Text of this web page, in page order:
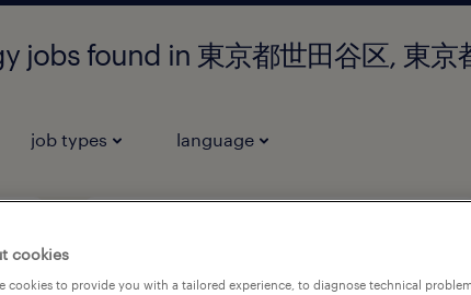
jobs found in 東京都世田谷区, 東京
job types language
通・サービス系／教育関連のヘ
cookies
cookies to provide you with a tailored experience, to diagnose technical